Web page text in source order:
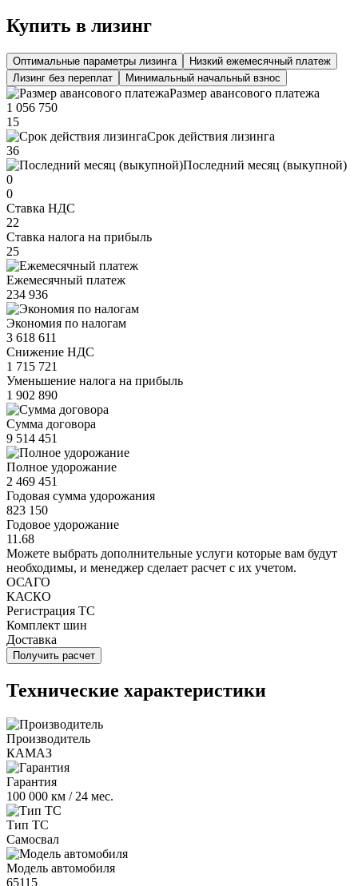
Купить в лизинг
Оптимальные параметры лизинга
Низкий ежемесячный платеж
Лизинг без переплат
Минимальный начальный взнос
Размер авансового платежа
1 056 750
15
Срок действия лизинга
36
Последний месяц (выкупной)
0
0
Ставка НДС
22
Ставка налога на прибыль
25
Ежемесячный платеж
234 936
Экономия по налогам
3 618 611
Снижение НДС
1 715 721
Уменьшение налога на прибыль
1 902 890
Сумма договора
9 514 451
Полное удорожание
2 469 451
Годовая сумма удорожания
823 150
Годовое удорожание
11.68
Можете выбрать дополнительные услуги которые вам будут
необходимы, и менеджер сделает расчет с их учетом.
ОСАГО
КАСКО
Регистрация ТС
Комплект шин
Доставка
Получить расчет
Технические характеристики
Производитель
КАМАЗ
Гарантия
100 000 км / 24 мес.
Тип ТС
Самосвал
Модель автомобиля
65115